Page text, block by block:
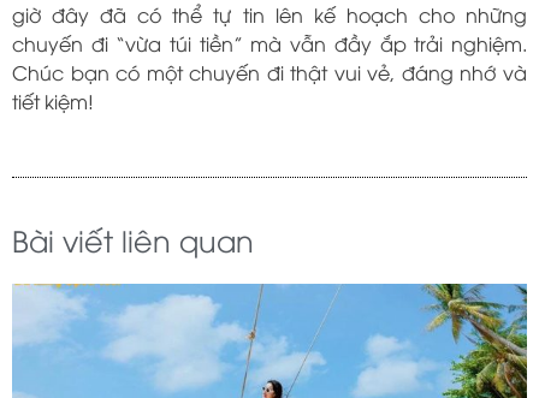
giờ đây đã có thể tự tin lên kế hoạch cho những
chuyến đi “vừa túi tiền” mà vẫn đầy ắp trải nghiệm.
Chúc bạn có một chuyến đi thật vui vẻ, đáng nhớ và
tiết kiệm!
Bài viết liên quan